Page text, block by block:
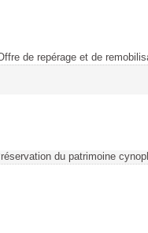
de repérage et de
du patrimoine